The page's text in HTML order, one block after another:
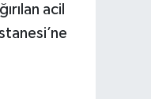
acil